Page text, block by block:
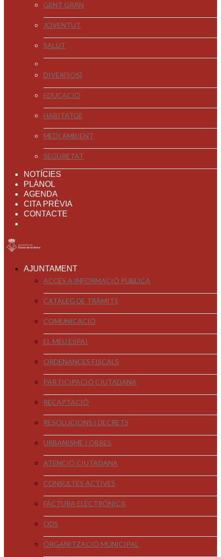
GENT GRAN
JOVENTUT
SALUT
DIVER[SOS]
EDUCACIÓ
HABITATGE
MEDI AMBIENT
SEGURETAT
NOTÍCIES
PLÀNOL
AGENDA
CITA PRÈVIA
CONTACTE
AJUNTAMENT
ACCÉS A INFORMACIÓ PÚBLICA
CATÀLEG DE TRÀMITS
COMUNICACIÓ
EL MEU ESPAI
ORDENANCES FISCALS
PARTICIPACIÓ CIUTADANA
RECAPTACIÓ
RESOLUCIONS I DECRETS
URBANISME I OBRES
ATENCIÓ CIUTADANA
CONSULTES ACTIVES
FACTURA ELECTRÒNICA
ODS
ORGANITZACIÓ MUNICIPAL